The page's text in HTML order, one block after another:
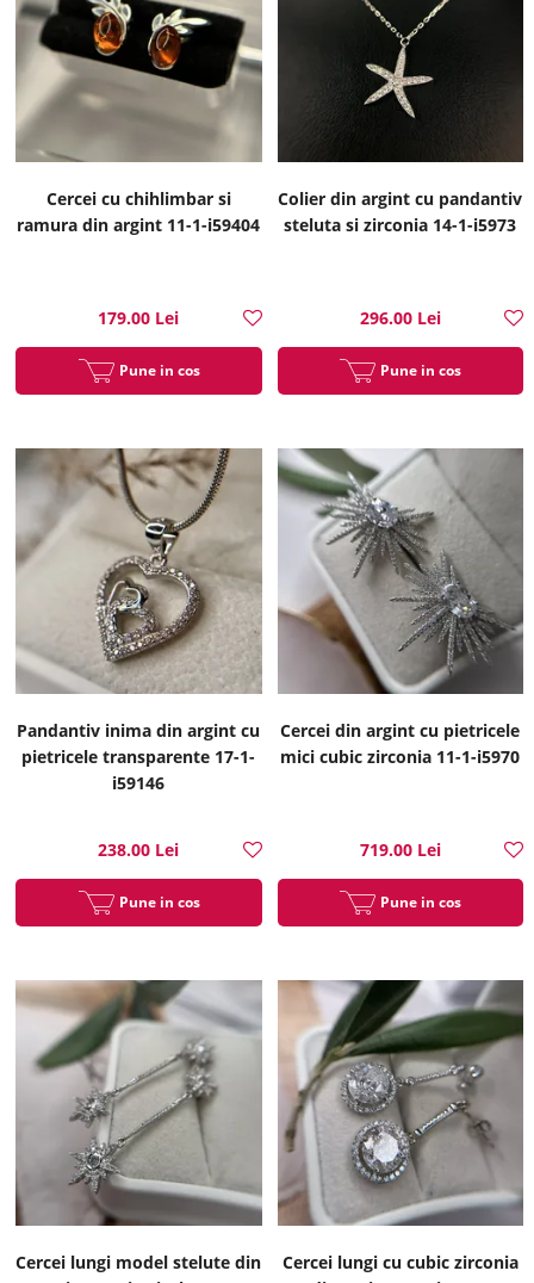
Cercei cu chihlimbar si
ramura din argint 11-1-i59404
179.00 Lei
Pune in cos
Colier din argint cu pandantiv
steluta si zirconia 14-1-i5973
296.00 Lei
Pune in cos
Pandantiv inima din argint cu
pietricele transparente 17-1-
i59146
238.00 Lei
Pune in cos
Cercei din argint cu pietricele
mici cubic zirconia 11-1-i5970
719.00 Lei
Pune in cos
Cercei lungi model stelute din
Cercei lungi cu cubic zirconia